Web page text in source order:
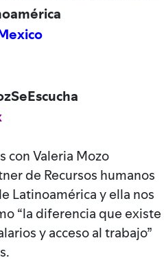
con Valeria Mozo
de Recursos humanos
Latinoamérica y ella nos
“la diferencia que existe
y acceso al trabajo”